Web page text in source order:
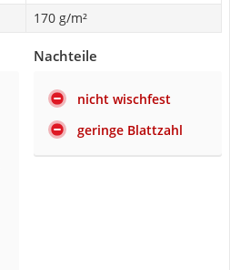
170 g/m²
Nachteile
nicht wischfest
geringe Blattzahl